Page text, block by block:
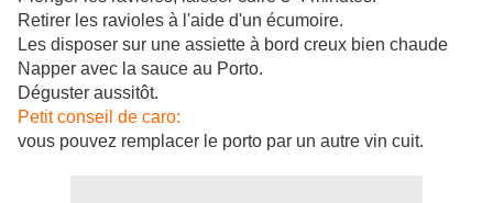
Retirer les ravioles à l'aide d'un écumoire.
Les disposer sur une assiette à bord creux bien chaude
Napper avec la sauce au Porto.
Déguster aussitôt.
Petit conseil de caro:
vous pouvez remplacer le porto par un autre vin cuit.